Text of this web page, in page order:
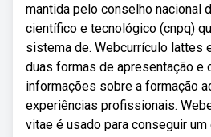
mantida pelo conselho nacional
científico e tecnológico (cnpq)
sistema de. Webcurrículo lattes
duas formas de apresentação e
informações sobre a formação
experiências profissionais.
vitae é usado para conseguir